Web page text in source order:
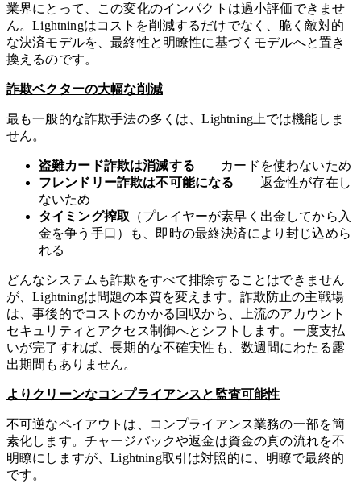
業界にとって、この変化のインパクトは過小評価できませ
ん。Lightningはコストを削減するだけでなく、脆く敵対的
な決済モデルを、最終性と明瞭性に基づくモデルへと置き
換えるのです。
詐欺ベクターの大幅な削減
最も一般的な詐欺手法の多くは、Lightning上では機能しま
せん。
盗難カード詐欺は消滅する——カードを使わないため
フレンドリー詐欺は不可能になる——返金性が存在し
ないため
タイミング搾取 （プレイヤーが素早く出金してから入
金を争う手口）も、即時の最終決済により封じ込めら
れる
どんなシステムも詐欺をすべて排除することはできません
が、Lightningは問題の本質を変えます。詐欺防止の主戦場
は、事後的でコストのかかる回収から、上流のアカウント
セキュリティとアクセス制御へとシフトします。一度支払
いが完了すれば、長期的な不確実性も、数週間にわたる露
出期間もありません。
よりクリーンなコンプライアンスと監査可能性
不可逆なペイアウトは、コンプライアンス業務の一部を簡
素化します。チャージバックや返金は資金の真の流れを不
明瞭にしますが、Lightning取引は対照的に、明瞭で最終的
です。